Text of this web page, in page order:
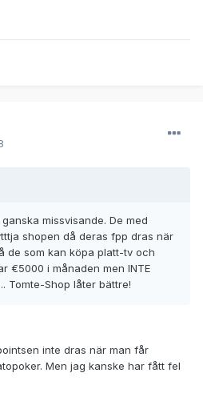
missvisande. De med
shopen då deras fpp dras när
de som kan köpa platt-tv och
€5000 i månaden men INTE
Tomte-Shop låter bättre!
inte dras när man får
Men jag kanske har fått fel